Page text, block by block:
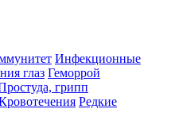
Инфекционные
глаз Геморрой
грипп
Редкие